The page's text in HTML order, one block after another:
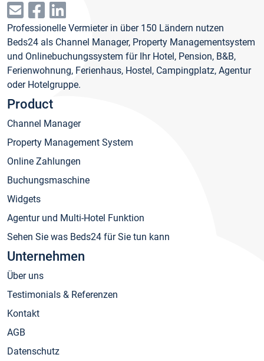
Professionelle Vermieter in über 150 Ländern nutzen
Beds24 als Channel Manager, Property Managementsystem
und Onlinebuchungssystem für Ihr Hotel, Pension, B&B,
Ferienwohnung, Ferienhaus, Hostel, Campingplatz, Agentur
oder Hotelgruppe.
Product
Channel Manager
Property Management System
Online Zahlungen
Buchungsmaschine
Widgets
Agentur und Multi-Hotel Funktion
Sehen Sie was Beds24 für Sie tun kann
Unternehmen
Über uns
Testimonials & Referenzen
Kontakt
AGB
Datenschutz